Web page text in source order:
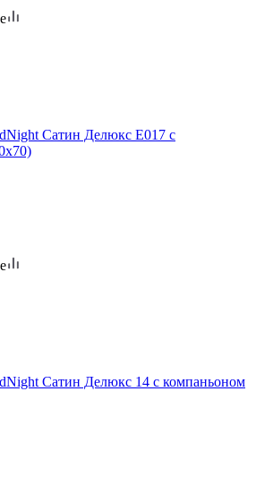
Сатин Делюкс E017 с
Сатин Делюкс 14 с компаньоном